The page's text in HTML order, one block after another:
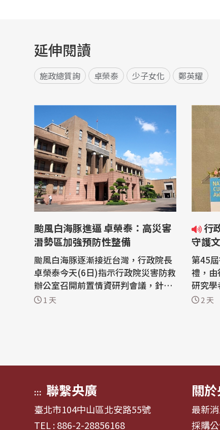
延伸閱讀
施政總質詢 卓榮泰 少子女化 鄭英耀
颱風白海豚進逼 卓榮泰：高災害
潛勢區加強預防性整備
颱風白海豚逐漸接近台灣，行政院長
卓榮泰今天(6日)指示行政院災害防救
辦公室召開前置情資研判會議，針對
高災害潛勢區加強預防性整備；災防
1 天
守護
第45
禮，由
研究
及自然
2 天
::: 聯繫央廣
臺北市104中山區北安路55號
TEL : 886-2-28856168
關
最新
採購